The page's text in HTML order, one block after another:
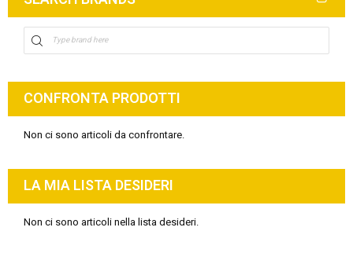
CONFRONTA PRODOTTI
Non ci sono articoli da confrontare.
LA MIA LISTA DESIDERI
Non ci sono articoli nella lista desideri.